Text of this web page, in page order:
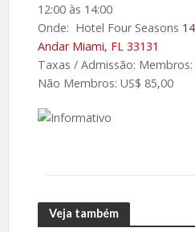
12:00 às 14:00
Onde: Hotel Four Seasons
Andar Miami, FL 33131
Taxas / Admissão: Membros:
Não Membros: US$ 85,00
Veja também